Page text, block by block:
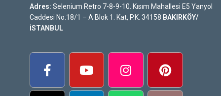
Adres: Selenium Retro 7-8-9-10. Kısım Mahallesi E5 Yanyol
Caddesi No:18/1 – A Blok 1. Kat, P.K. 34158 BAKIRKÖY/
İSTANBUL